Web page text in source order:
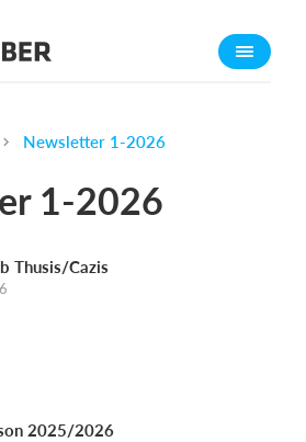
Newsletter 1-2026
1-2026
Thusis/Cazis
2025/2026